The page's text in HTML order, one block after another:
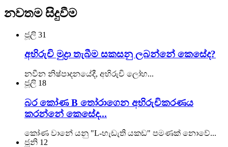
නවතම සිදුවීම
ජූලි 31
අභිරුචි මුද්‍රා තැබීම සකසනු ලබන්නේ කෙසේද?
නවීන නිෂ්පාදනයේදී, අභිරුචි ලෝහ...
ජූලි 18
බර කෝණ B තෝරාගෙන අභිරුචිකරණය
කරන්නේ කෙසේද...
කෝණ වානේ යනු "L-හැඩැති යකඩ" පමණක් නොවේ...
ජූනි 12